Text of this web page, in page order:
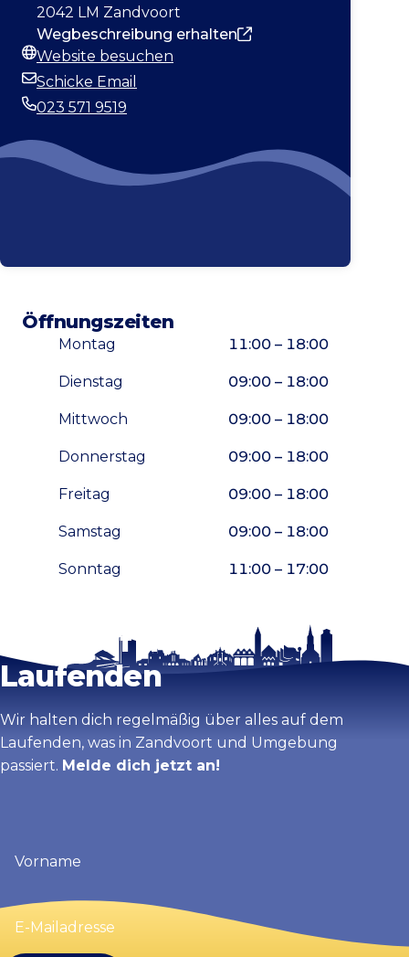
2042 LM Zandvoort
Wegbeschreibung erhalten
Webseite
Website besuchen
E-Mail-Adresse
Schicke Email
023 571 9519
Öffnungszeiten
Montag 11:00 – 18:00
Dienstag 09:00 – 18:00
Mittwoch 09:00 – 18:00
Donnerstag 09:00 – 18:00
Freitag 09:00 – 18:00
Samstag 09:00 – 18:00
Sonntag 11:00 – 17:00
Karte vergrößern
Bleib auf dem
Laufenden
Wir halten dich regelmäßig über alles auf dem
Laufenden, was in Zandvoort und Umgebung
passiert. Melde dich jetzt an!
(erforderlich)
E-
Mailadresse